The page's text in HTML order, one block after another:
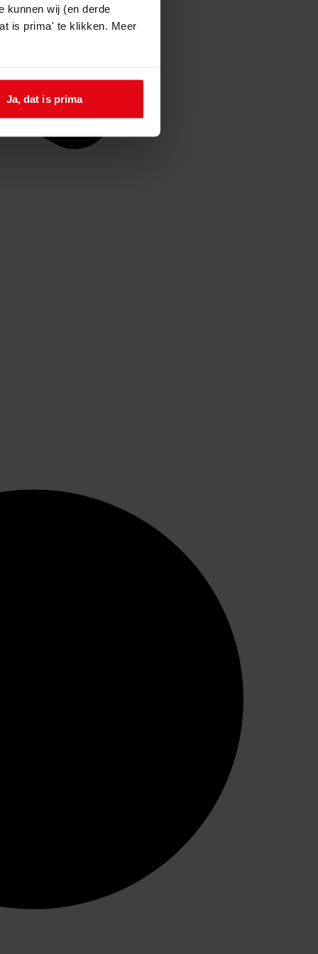
kunnen wij (en derde
is prima' te klikken. Meer
Ja, dat is prima